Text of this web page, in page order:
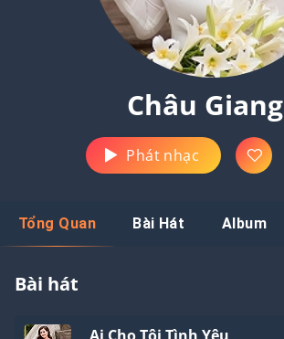
Châu Giang
Phát nhạc
Tổng Quan Bài Hát Album
Bài hát